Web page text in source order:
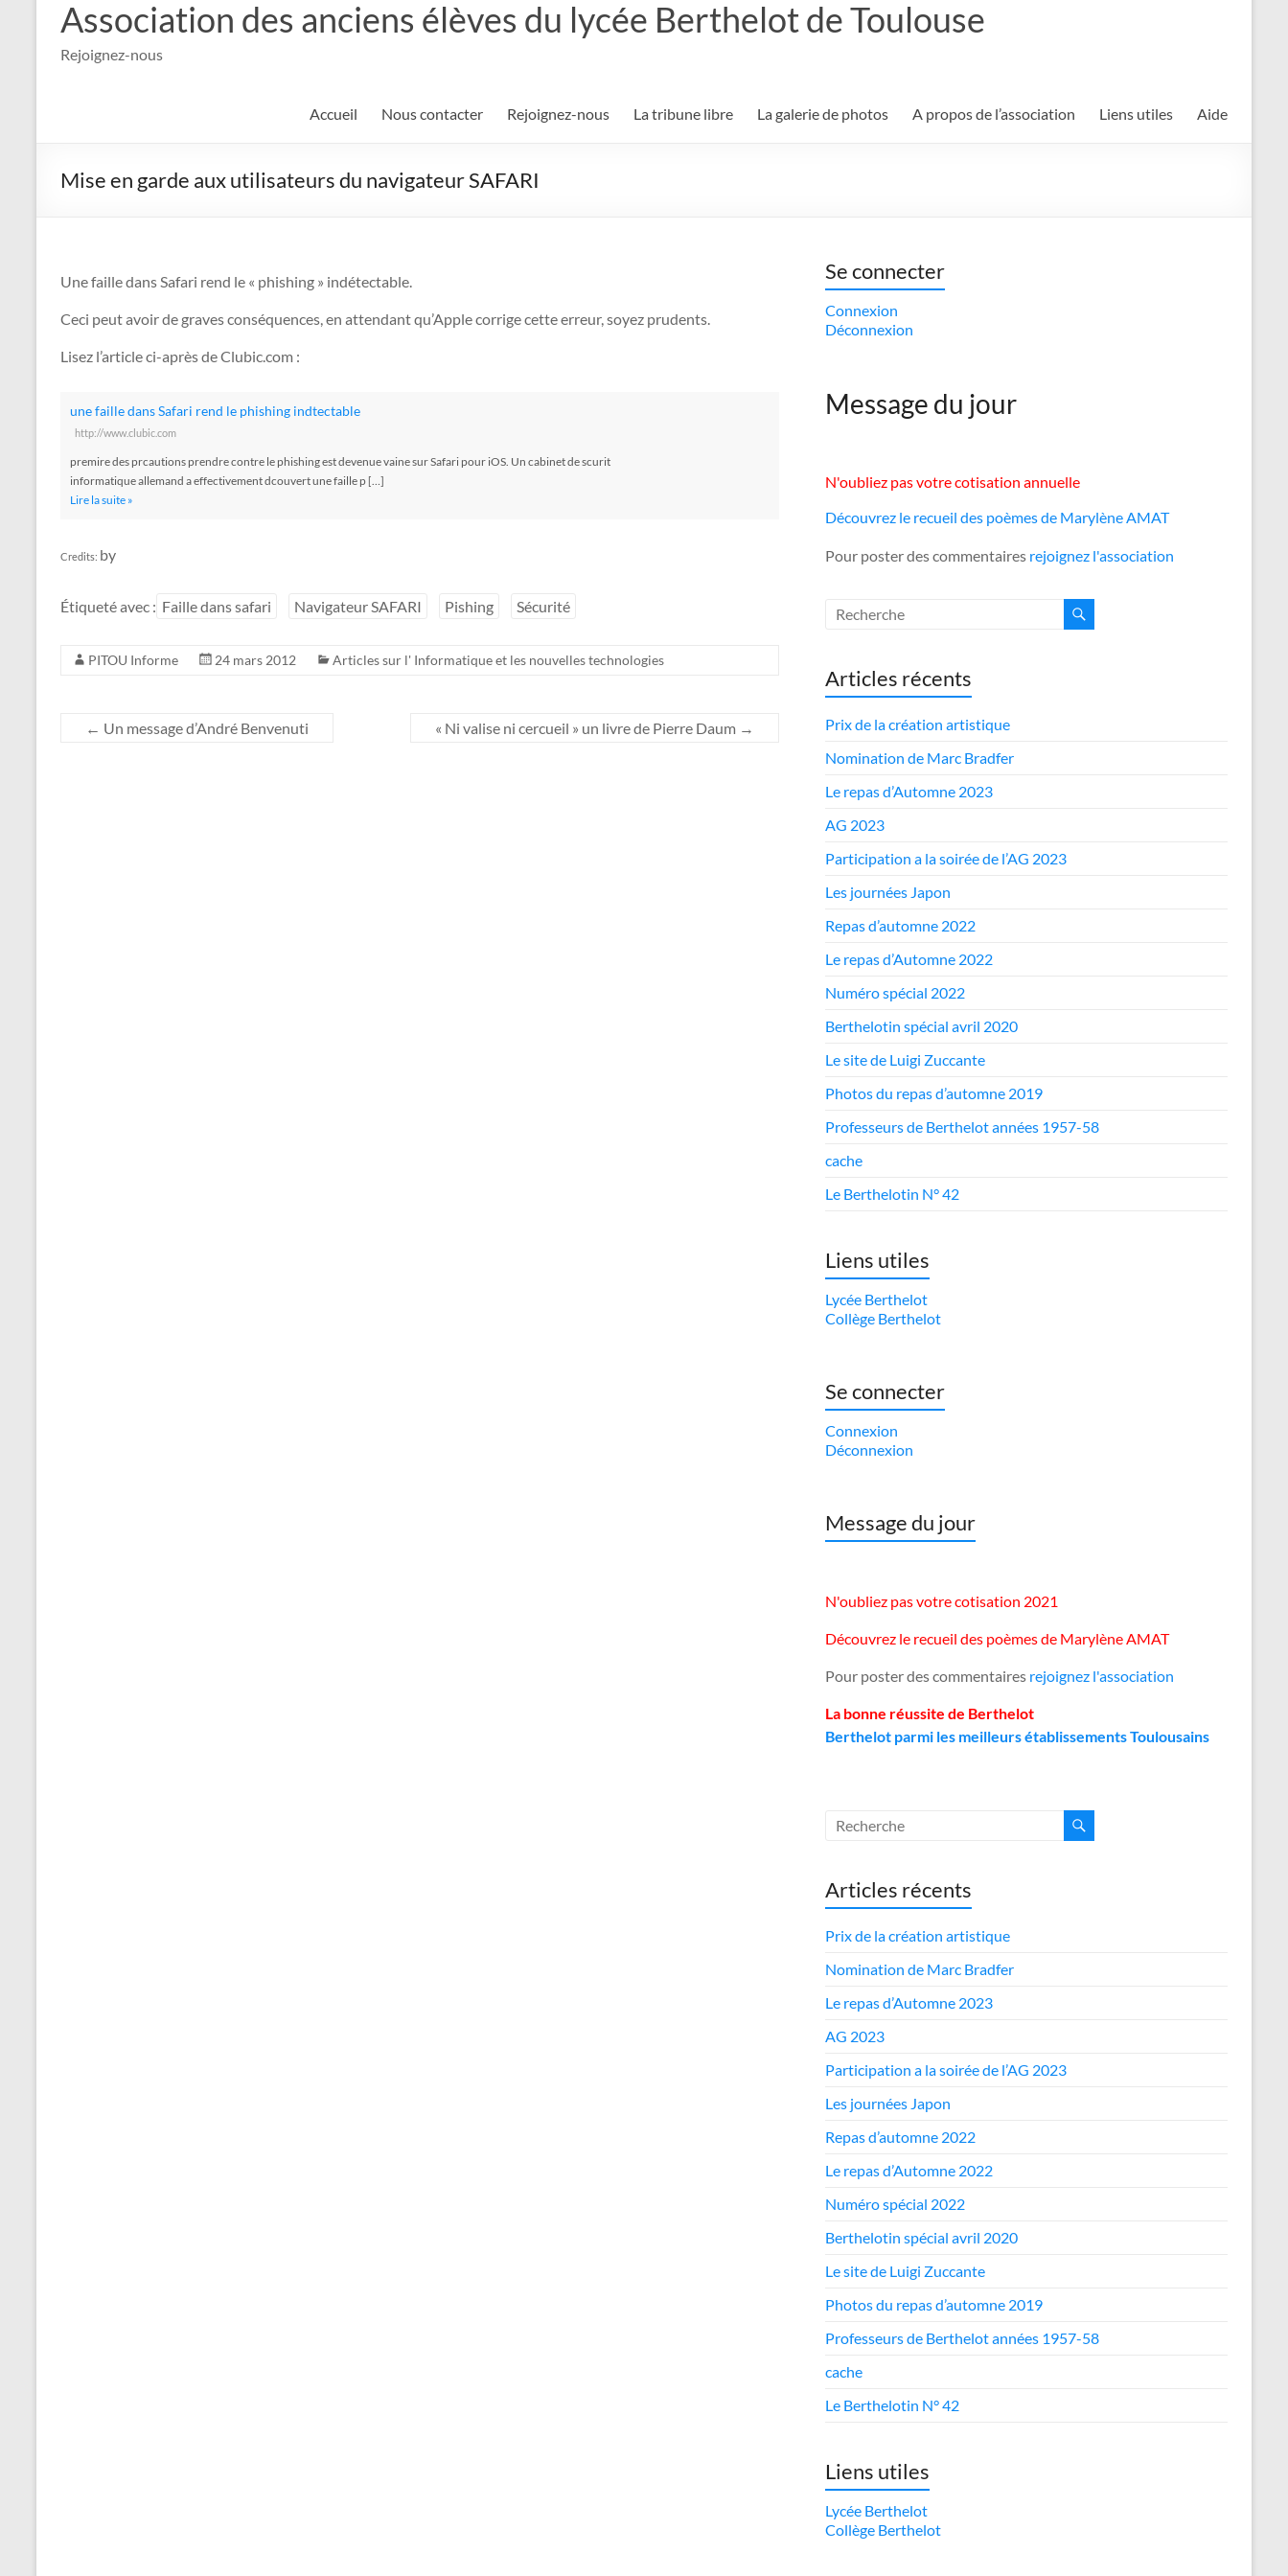
Association des anciens élèves du lycée Berthelot de Toulouse
Rejoignez-nous
Accueil Nous contacter Rejoignez-nous La tribune libre La galerie de photos A propos de l’association Liens utiles Aide
Mise en garde aux utilisateurs du navigateur SAFARI
Une faille dans Safari rend le « phishing » indétectable.
Ceci peut avoir de graves conséquences, en attendant qu’Apple corrige cette erreur, soyez prudents.
Lisez l’article ci-après de Clubic.com :
une faille dans Safari rend le phishing indtectable
http://www.clubic.com
premire des prcautions prendre contre le phishing est devenue vaine sur Safari pour iOS. Un cabinet de scurit
informatique allemand a effectivement dcouvert une faille p […]
Lire la suite »
Credits: by
Étiqueté avec : Faille dans safari Navigateur SAFARI Pishing Sécurité
PITOU Informe 24 mars 2012 Articles sur l' Informatique et les nouvelles technologies
← Un message d’André Benvenuti « Ni valise ni cercueil » un livre de Pierre Daum →
Se connecter
Connexion
Déconnexion
Message du jour
N'oubliez pas votre cotisation annuelle
Découvrez le recueil des poèmes de Marylène AMAT
Pour poster des commentaires rejoignez l'association
Articles récents
Prix de la création artistique
Nomination de Marc Bradfer
Le repas d’Automne 2023
AG 2023
Participation a la soirée de l’AG 2023
Les journées Japon
Repas d’automne 2022
Le repas d’Automne 2022
Numéro spécial 2022
Berthelotin spécial avril 2020
Le site de Luigi Zuccante
Photos du repas d’automne 2019
Professeurs de Berthelot années 1957-58
cache
Le Berthelotin N° 42
Liens utiles
Lycée Berthelot
Collège Berthelot
Se connecter
Connexion
Déconnexion
Message du jour
N'oubliez pas votre cotisation 2021
Découvrez le recueil des poèmes de Marylène AMAT
Pour poster des commentaires rejoignez l'association
La bonne réussite de Berthelot
Berthelot parmi les meilleurs établissements Toulousains
Articles récents
Prix de la création artistique
Nomination de Marc Bradfer
Le repas d’Automne 2023
AG 2023
Participation a la soirée de l’AG 2023
Les journées Japon
Repas d’automne 2022
Le repas d’Automne 2022
Numéro spécial 2022
Berthelotin spécial avril 2020
Le site de Luigi Zuccante
Photos du repas d’automne 2019
Professeurs de Berthelot années 1957-58
cache
Le Berthelotin N° 42
Liens utiles
Lycée Berthelot
Collège Berthelot